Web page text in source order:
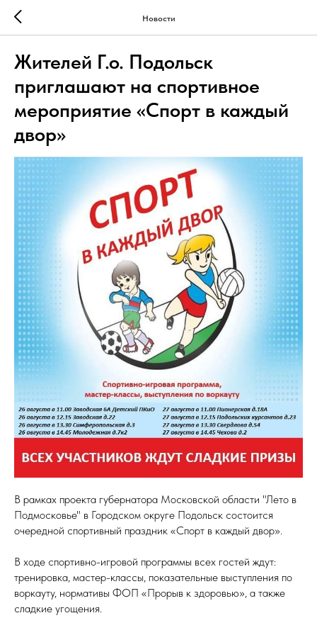
Новости
Жителей Г.о. Подольск
приглашают на спортивное
мероприятие «Спорт в каждый
двор»
В рамках проекта губернатора Московской области "Лето в
Подмосковье" в Городском округе Подольск состоится
очередной спортивный праздник «Спорт в каждый двор».
В ходе спортивно-игровой программы всех гостей ждут:
тренировка, мастер-классы, показательные выступления по
воркауту, нормативы ФОП «Прорыв к здоровью», а также
сладкие угощения. ⁣⁣⠀